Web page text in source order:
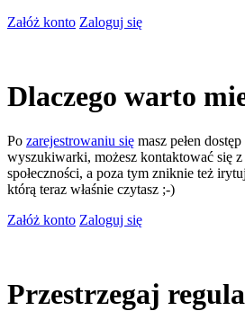
Załóż konto Zaloguj się
Dlaczego warto
Po zarejestrowaniu się masz pełen
wyszukiwarki, możesz kontaktować się
społeczności, a poza tym zniknie też
którą teraz właśnie czytasz ;-)
Załóż konto Zaloguj się
Przestrzegaj